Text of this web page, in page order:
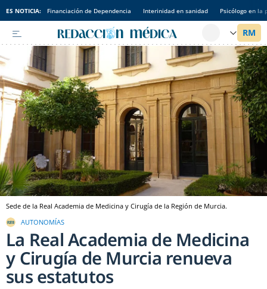
ES NOTICIA: Financiación de Dependencia Interinidad en sanidad Psicólogo en la
Sede de la Real Academia de Medicina y Cirugía de la Región de Murcia.
AUTONOMÍAS
La Real Academia de Medicina
y Cirugía de Murcia renueva
sus estatutos